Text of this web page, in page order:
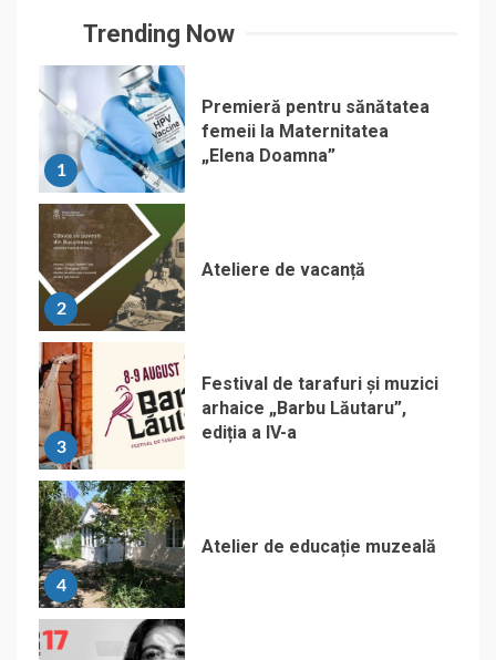
Trending Now
1
Premieră pentru sănătatea
femeii la Maternitatea
„Elena Doamna”
2
Ateliere de vacanță
3
Festival de tarafuri și muzici
arhaice „Barbu Lăutaru”,
ediția a IV-a
4
Atelier de educație muzeală